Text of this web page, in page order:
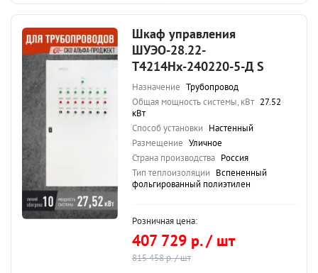
Шкаф управления
ШУЭО-28.22-
Т4214Нх-240220-5-Д S
Назначение Трубопровод
Общая мощность системы, кВт 27.52
кВт
Способ установки Настенный
Размещение Уличное
Страна производства Россия
Тип теплоизоляции Вспененный
фольгированный полиэтилен
Розничная цена:
407 729 р. / шт
815 458 р. / шт